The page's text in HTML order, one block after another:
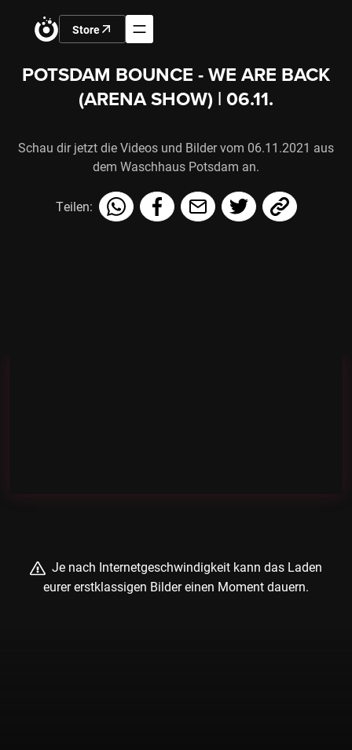
Store
POTSDAM BOUNCE - WE ARE BACK
(ARENA SHOW) | 06.11.
Schau dir jetzt die Videos und Bilder vom 06.11.2021 aus
dem Waschhaus Potsdam an.
Teilen:
Je nach Internetgeschwindigkeit kann das Laden
eurer erstklassigen Bilder einen Moment dauern.